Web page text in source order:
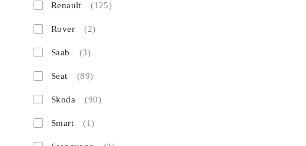
Renault (125)
Rover (2)
Saab (3)
Seat (89)
Skoda (90)
Smart (1)